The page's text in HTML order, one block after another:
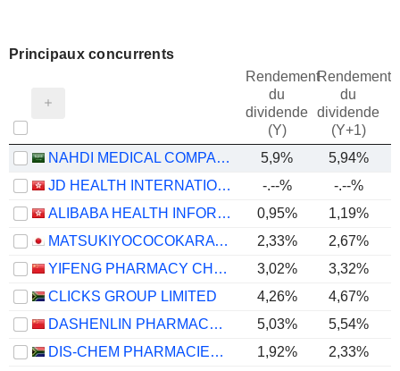
Principaux concurrents
Rendement
du
dividende
(Y)
Rendement
du
dividende
(Y+1)
NAHDI MEDICAL COMPANY 5,9% 5,94%
JD HEALTH INTERNATIONAL INC.
-.--% -.--%
ALIBABA HEALTH INFORMATION TECHNOLOGY LIMITED
0,95% 1,19%
MATSUKIYOCOCOKARA & CO.
2,33% 2,67%
YIFENG PHARMACY CHAIN CO., LTD.
3,02% 3,32%
CLICKS GROUP LIMITED
4,26% 4,67%
DASHENLIN PHARMACEUTICAL GROUP CO., LTD.
5,03% 5,54%
DIS-CHEM PHARMACIES LIMITED
1,92% 2,33%